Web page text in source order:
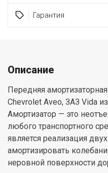
Гарантия
Описание
Передняя
Chevrolet Aveo, ЗАЗ Vida
Амортизатор — это
любого транспортного
является реализация
амортизировать
неровной поверхности